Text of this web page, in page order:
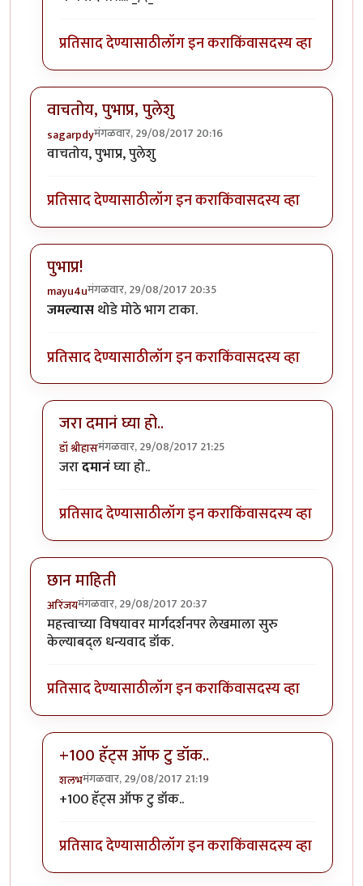
प्रतिसाद देण्यासाठीलॉग इन कराकिंवासदस्य व्हा
वाचतोय, पुभाप्र, पुलेशु
sagarpdyमंगळवार, 29/08/2017 20:16
वाचतोय, पुभाप्र, पुलेशु
प्रतिसाद देण्यासाठीलॉग इन कराकिंवासदस्य व्हा
पुभाप्र!
mayu4uमंगळवार, 29/08/2017 20:35
जमल्यासथोडे मोठे भाग टाका.
प्रतिसाद देण्यासाठीलॉग इन कराकिंवासदस्य व्हा
जरा दमानं घ्या हो..
डॉ श्रीहासमंगळवार, 29/08/2017 21:25
In reply toपुभाप्र!
जरादमानंघ्या हो..
प्रतिसाद देण्यासाठीलॉग इन कराकिंवासदस्य व्हा
छान माहिती
अरिंजयमंगळवार, 29/08/2017 20:37
महत्त्वाच्या विषयावर मार्गदर्शनपर लेखमाला सुरु
केल्याबद्ल धन्यवाद डॉक.
प्रतिसाद देण्यासाठीलॉग इन कराकिंवासदस्य व्हा
+100 हॅट्स ऑफ टु डॉक..
शलभमंगळवार, 29/08/2017 21:19
In reply toछान माहितीby
+100 हॅट्स ऑफ टु डॉक..
प्रतिसाद देण्यासाठीलॉग इन कराकिंवासदस्य व्हा